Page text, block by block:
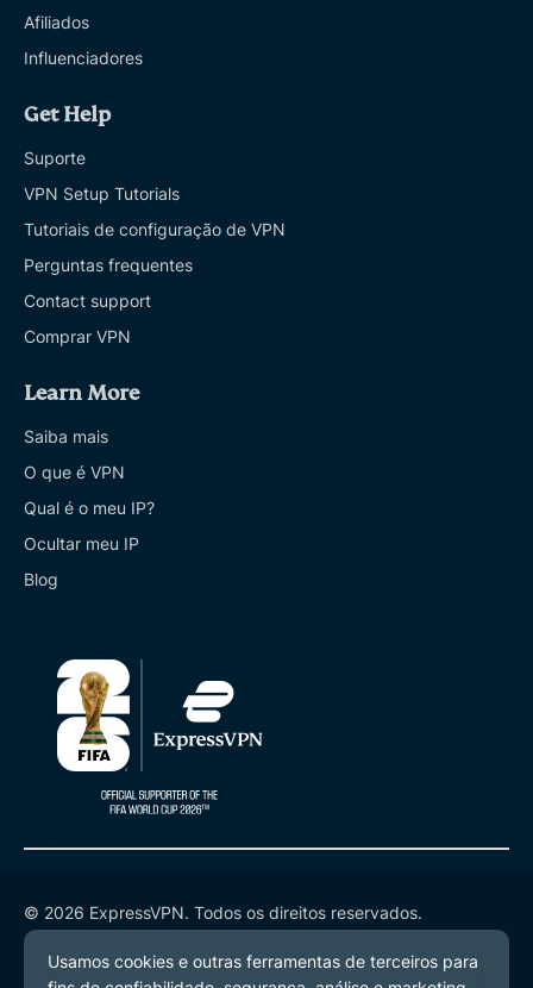
Afiliados
Influenciadores
Get Help
Suporte
VPN Setup Tutorials
Tutoriais de configuração de VPN
Perguntas frequentes
Contact support
Comprar VPN
Learn More
Saiba mais
O que é VPN
Qual é o meu IP?
Ocultar meu IP
Blog
© 2026 ExpressVPN. Todos os direitos reservados.
Política de Privacidade
Termos de Serviço